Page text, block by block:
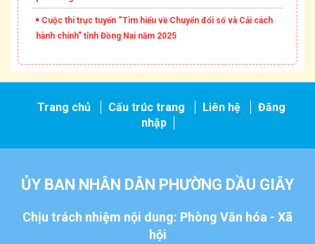
Cuộc thi trực tuyến “Tìm hiểu về Chuyển đổi số và Cải cách
hành chính” tỉnh Đồng Nai năm 2025
Trang chủ Cấu trúc trang Liên hệ
Đăng
nhập
ỦY BAN NHÂN DÂN PHƯỜNG DẦU GIÂY
Chịu trách nhiệm nội dung: Phòng Văn hóa - Xã
hội